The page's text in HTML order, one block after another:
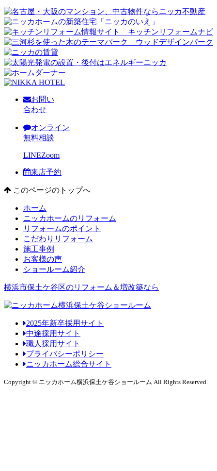
お問い
合わせ
オンライン
無料相談
LINEZoom
来店予約
このページのトップへ
ホーム
ニッカホームのリフォーム
リフォームのポイント
こだわりリフォーム
施工事例
お客様の声
ショールーム紹介
横浜市保土ケ谷区のリフォーム＆増改築なら
2025年新卒採用サイト
中途採用サイト
職人採用サイト
プライバシーポリシー
ニッカホーム総合サイト
Copyright © ニッカホーム横浜保土ケ谷ショールーム All Rights Reserved.